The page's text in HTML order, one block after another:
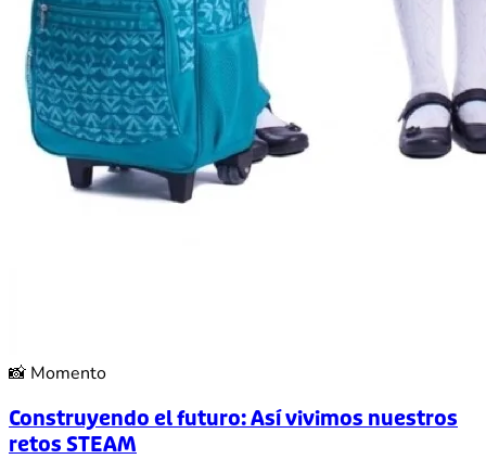
📸 Momento
Construyendo el futuro: Así vivimos nuestros
retos STEAM